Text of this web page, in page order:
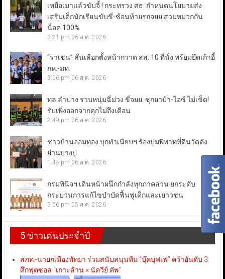
เหยื่อเมาแล้วขับจี้ ! กระทรวง ศธ. กำหนดนโยบายส่ง
เสริมเด็กนักเรียนขับขี่-ซ้อนท้ายรถจยย.สวมหมวกกัน
น็อค 100%
3:21 pm 06 ส.ค. 2026
“ราเชน” ลั่นเลือกตั้งหน้ากวาด สส. 10 ที่นั่ง พร้อมยึดเก้าอี้
กห.-มท.
3:06 pm 06 ส.ค. 2026
ทล.ลำปาง รวบหนุ่มฉี่ม่วง ขี่จยย. ซุกยาบ้า-ไอซ์ ไม่เข็ด!
รับเพิ่งออกจากคุกไม่ถึงเดือน
2:49 pm 06 ส.ค. 2026
ชาวบ้านออมทอง บุกทำเนียบฯ ร้องปมพิพาทที่ดินวัดดัง
ย่านบางปู
1:48 pm 06 ส.ค. 2026
กรมพินิจฯ เดินหน้าผนึกกำลังทุกภาคส่วน ยกระดับ
กระบวนการแก้ไขบำบัดฟื้นฟูเด็กและเยาวชน
3:56 pm 05 ส.ค. 2026
5 ข่าวเด่นประจำปี
สภท.-นายกเมืองพัทยา ร่วมสนับสนุนทีม “บุ๊คบุฟเฟ่” คว้าอันดับ 3
ศึกฟุตซอล “เกาะล้าน × นัควีย์ คัพ”